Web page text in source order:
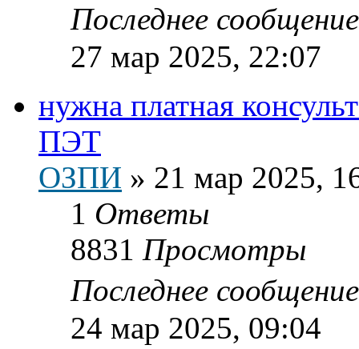
Последнее
27 мар 2025, 22:07
нужна платная
ПЭТ
ОЗПИ » 21 мар 2025,
1 Ответы
8831 Просмотры
Последнее
24 мар 2025, 09:04